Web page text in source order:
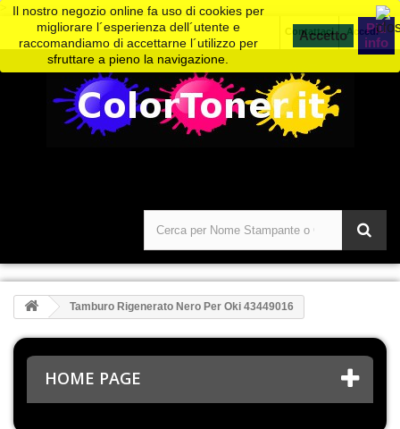
Accedi
Contattaci
Il nostro negozio online fa uso di cookies per
migliorare l´esperienza dell´utente e
raccomandiamo di accettarne l´utilizzo per
sfruttare a pieno la navigazione.
Piú
info
Tamburo Rigenerato Nero Per Oki 43449016
HOME PAGE